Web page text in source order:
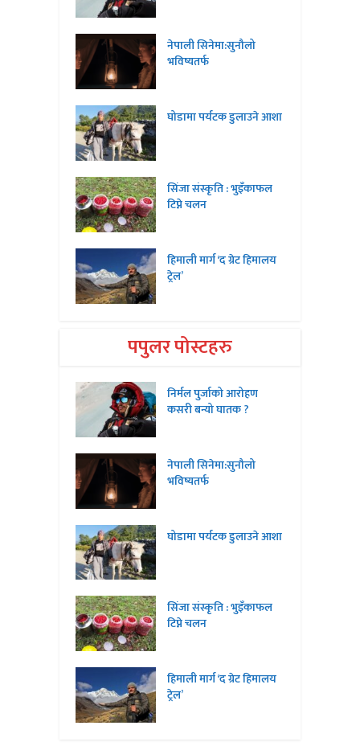
नेपाली सिनेमा:सुनौलो
भविष्यतर्फ
घोडामा पर्यटक डुलाउने आशा
सिंजा संस्कृति : भुइँकाफल
टिप्ने चलन
हिमाली मार्ग ‘द ग्रेट हिमालय
ट्रेल’
पपुलर पोस्टहरु
निर्मल पुर्जाको आरोहण
कसरी बन्यो घातक ?
नेपाली सिनेमा:सुनौलो
भविष्यतर्फ
घोडामा पर्यटक डुलाउने आशा
सिंजा संस्कृति : भुइँकाफल
टिप्ने चलन
हिमाली मार्ग ‘द ग्रेट हिमालय
ट्रेल’